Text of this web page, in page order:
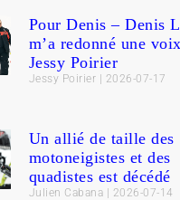
Pour Denis – Denis
m’a redonné une
Jessy Poirier
Jessy Poirier 2026-07-17
Un allié de taille des
motoneigistes et des
quadistes est décédé
Julien Cabana 2026-07-14